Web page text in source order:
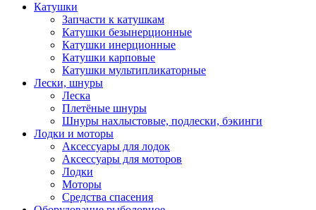
Катушки
Запчасти к катушкам
Катушки безынерционные
Катушки инерционные
Катушки карповые
Катушки мультипликаторные
Лески, шнуры
Леска
Плетёные шнуры
Шнуры нахлыстовые, подлески, бэкинги
Лодки и моторы
Аксессуары для лодок
Аксессуары для моторов
Лодки
Моторы
Средства спасения